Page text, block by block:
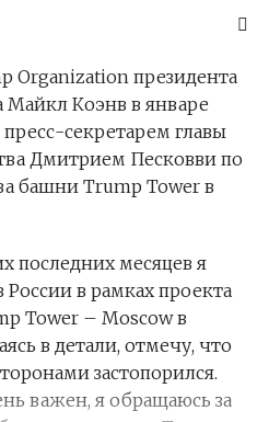
Organization президента
Коэнв в январе
пресс-секретарем главы
Дмитрием Песковви по
башни Trump Tower в
последних месяцев я
в рамках проекта
Tower – Moscow в
в детали, отмечу, что
застопорился.
важен, я обращаюсь за